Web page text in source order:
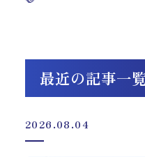
最近の記事一
2026.08.04